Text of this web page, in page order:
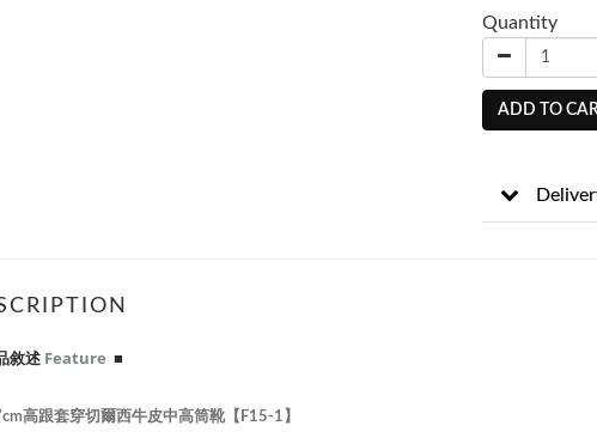
Quantity
ADD TO
敘述 Feature ■
高跟套穿切爾西牛皮中高筒靴【F15-1】